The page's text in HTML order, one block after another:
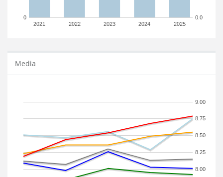
2021 2022 2023 2024 2025
0 0.0
Media
8.00
8.25
8.50
8.75
9.00